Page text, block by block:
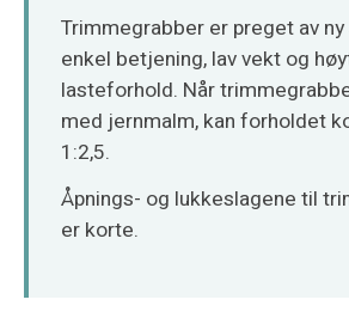
Trimmegrabber er preget av
enkel betjening, lav vekt og
lasteforhold. Når
med jernmalm, kan forholdet
1:2,5.
Åpnings- og lukkeslagene til
er korte.